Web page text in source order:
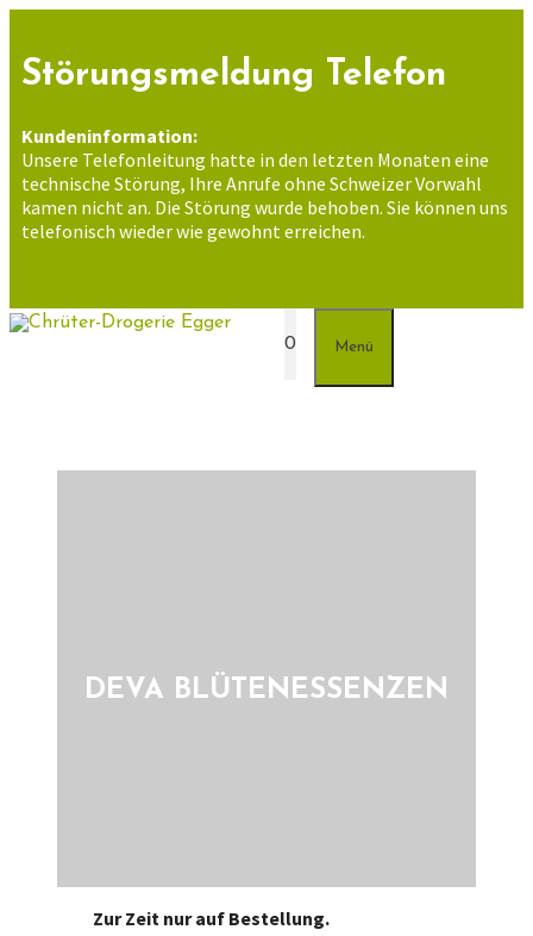
springen
Störungsmeldung Telefon
Kundeninformation:
Unsere Telefonleitung hatte in den letzten Monaten eine
technische Störung, Ihre Anrufe ohne Schweizer Vorwahl
kamen nicht an. Die Störung wurde behoben. Sie können uns
telefonisch wieder wie gewohnt erreichen.
0 Menü
DEVA BLÜTENESSENZEN
Zur Zeit nur auf Bestellung.